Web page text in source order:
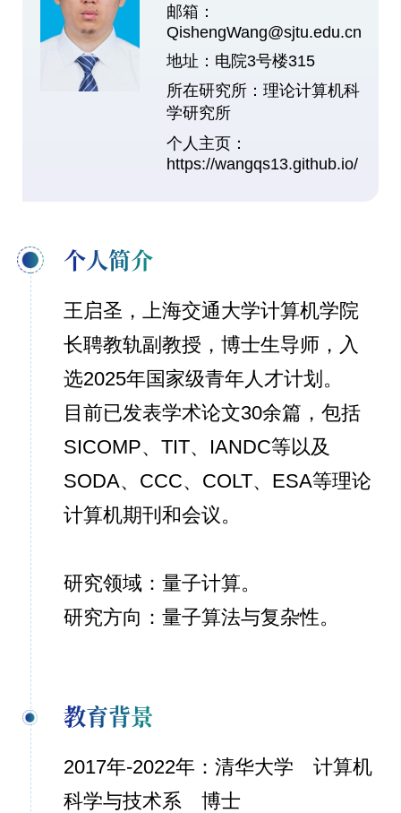
邮箱：
QishengWang@sjtu.edu.cn
地址：电院3号楼315
所在研究所：理论计算机科
学研究所
个人主页：
https://wangqs13.github.io/
个人简介
王启圣，上海交通大学计算机学院
长聘教轨副教授，博士生导师，入
选2025年国家级青年人才计划。
目前已发表学术论文30余篇，包括
SICOMP、TIT、IANDC等以及
SODA、CCC、COLT、ESA等理论
计算机期刊和会议。
研究领域：量子计算。
研究方向：量子算法与复杂性。
教育背景
2017年-2022年：清华大学 计算机
科学与技术系 博士